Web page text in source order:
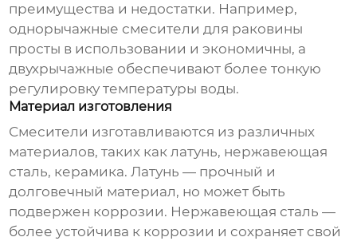
преимущества и недостатки. Например,
однорычажные смесители для раковины
просты в использовании и экономичны, а
двухрычажные обеспечивают более тонкую
регулировку температуры воды.
Материал изготовления
Смесители изготавливаются из различных
материалов, таких как латунь, нержавеющая
сталь, керамика. Латунь — прочный и
долговечный материал, но может быть
подвержен коррозии. Нержавеющая сталь —
более устойчива к коррозии и сохраняет свой